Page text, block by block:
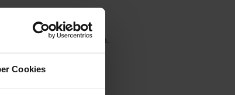
Cookies
an der Kasse variieren.